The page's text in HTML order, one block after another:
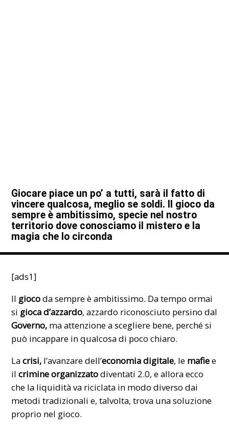
Giocare piace un po’ a tutti, sarà il fatto di
vincere qualcosa, meglio se soldi. Il gioco da
sempre è ambitissimo, specie nel nostro
territorio dove conosciamo il mistero e la
magia che lo circonda
[ads1]
Il giocoda sempre è ambitissimo. Da tempo ormai
si gioca d’azzardo, azzardo riconosciuto persino dal
Governo, ma attenzione a scegliere bene, perché si
può incappare in qualcosa di poco chiaro.
Lacrisi, l’avanzare dell’economia digitale, le mafiee
ilcrimine organizzatodiventati 2.0, e allora ecco
che la liquidità va riciclata in modo diverso dai
metodi tradizionali e, talvolta, trova una soluzione
proprio nel gioco.